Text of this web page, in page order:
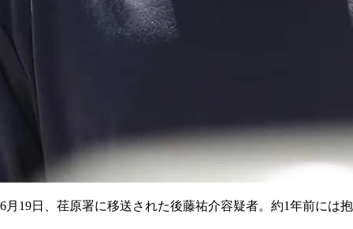
6月19日、荏原署に移送された後藤祐介容疑者。約1年前には